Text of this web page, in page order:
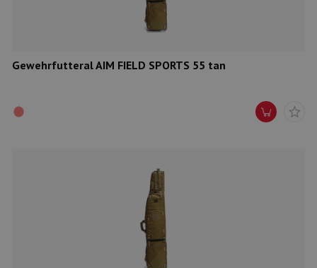
Gewehrfutteral AIM FIELD SPORTS 55 tan